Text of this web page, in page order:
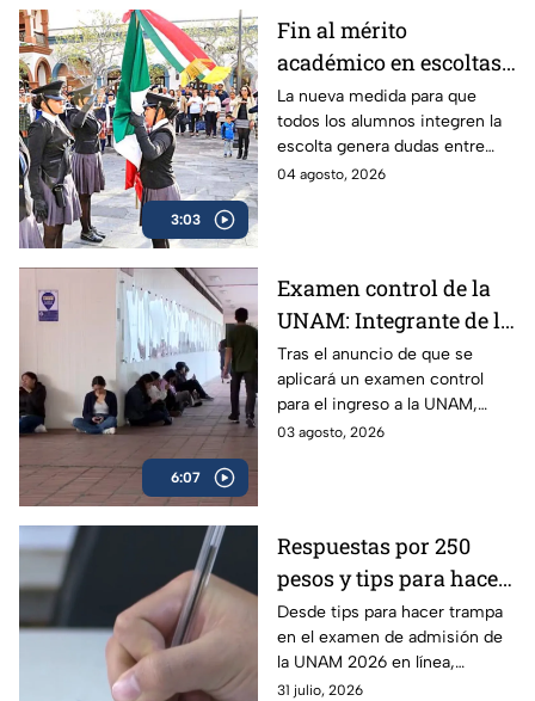
3:03
Fin al mérito
académico en escoltas
escolares: La nueva
medida de equidad que
divide a padres y
expertos
La nueva medida para que
todos los alumnos integren la
escolta genera dudas entre
padres y especialistas. Así
04 agosto, 2026
6:07
Examen control de la
UNAM: Integrante de la
Comisión Técnica
explica a quiénes se
aplicará y cómo
funcionará | VIDEO
Tras el anuncio de que se
aplicará un examen control
para el ingreso a la UNAM,
surgieron muchas dudas
03 agosto, 2026
Respuestas por 250
pesos y tips para hacer
trampa en el examen
de admisión de la
UNAM 2026
Desde tips para hacer trampa
en el examen de admisión de
la UNAM 2026 en línea,
filtración de preguntas y hasta
31 julio, 2026